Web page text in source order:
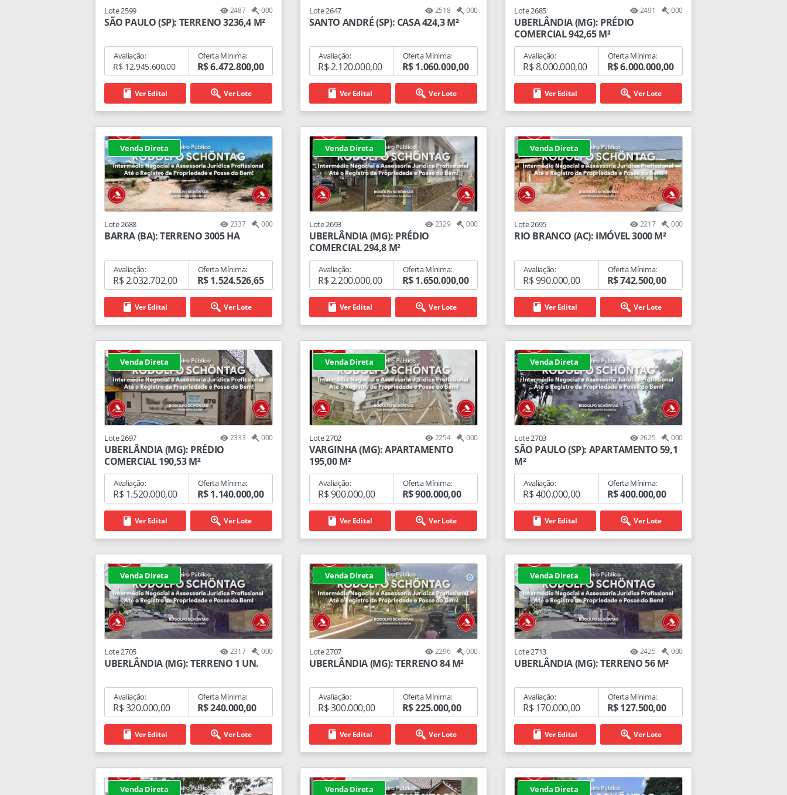
Lote 2599 2487 000
SÃO PAULO (SP): TERRENO 3236,4 M²
Avaliação:
R$ 12.945.600,00
Oferta Mínima:
R$ 6.472.800,00
Ver Edital Ver Lote
Lote 2647 2518 000
SANTO ANDRÉ (SP): CASA 424,3 M²
Avaliação:
R$ 2.120.000,00
Oferta Mínima:
R$ 1.060.000,00
Ver Edital Ver Lote
Lote 2685 2491 000
UBERLÂNDIA (MG): PRÉDIO
COMERCIAL 942,65 M²
Avaliação:
R$ 8.000.000,00
Oferta Mínima:
R$ 6.000.000,00
Ver Edital Ver Lote
Venda Direta
Lote 2688 2337 000
BARRA (BA): TERRENO 3005 HA
Avaliação:
R$ 2.032.702,00
Oferta Mínima:
R$ 1.524.526,65
Ver Edital Ver Lote
Venda Direta
Lote 2693 2329 000
UBERLÂNDIA (MG): PRÉDIO
COMERCIAL 294,8 M²
Avaliação:
R$ 2.200.000,00
Oferta Mínima:
R$ 1.650.000,00
Ver Edital Ver Lote
Venda Direta
Lote 2695 2217 000
RIO BRANCO (AC): IMÓVEL 3000 M²
Avaliação:
R$ 990.000,00
Oferta Mínima:
R$ 742.500,00
Ver Edital Ver Lote
Venda Direta
Lote 2697 2333 000
UBERLÂNDIA (MG): PRÉDIO
COMERCIAL 190,53 M²
Avaliação:
R$ 1.520.000,00
Oferta Mínima:
R$ 1.140.000,00
Ver Edital Ver Lote
Venda Direta
Lote 2702 2254 000
VARGINHA (MG): APARTAMENTO
195,00 M²
Avaliação:
R$ 900.000,00
Oferta Mínima:
R$ 900.000,00
Ver Edital Ver Lote
Venda Direta
Lote 2703 2625 000
SÃO PAULO (SP): APARTAMENTO 59,1
M²
Avaliação:
R$ 400.000,00
Oferta Mínima:
R$ 400.000,00
Ver Edital Ver Lote
Venda Direta
Lote 2705 2317 000
UBERLÂNDIA (MG): TERRENO 1 UN.
Avaliação:
R$ 320.000,00
Oferta Mínima:
R$ 240.000,00
Ver Edital Ver Lote
Venda Direta
Lote 2707 2296 000
UBERLÂNDIA (MG): TERRENO 84 M²
Avaliação:
R$ 300.000,00
Oferta Mínima:
R$ 225.000,00
Ver Edital Ver Lote
Venda Direta
Lote 2713 2425 000
UBERLÂNDIA (MG): TERRENO 56 M²
Avaliação:
R$ 170.000,00
Oferta Mínima:
R$ 127.500,00
Ver Edital Ver Lote
Venda Direta Venda Direta Venda Direta